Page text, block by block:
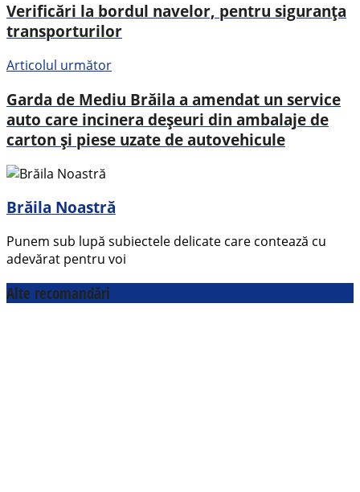
Verificări la bordul navelor, pentru siguranța
transporturilor
Articolul următor
Garda de Mediu Brăila a amendat un service
auto care incinera deșeuri din ambalaje de
carton și piese uzate de autovehicule
Brăila Noastră
Punem sub lupă subiectele delicate care contează cu
adevărat pentru voi
Alte recomandări